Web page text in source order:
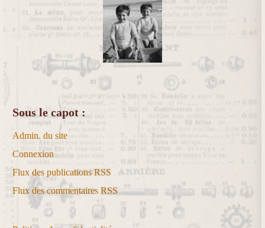
Sous le capot :
Admin. du site
Connexion
Flux des publicationsRSS
Flux des commentaires RSS